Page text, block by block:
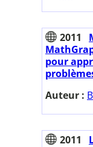
2011
pour
Auteur :
2011